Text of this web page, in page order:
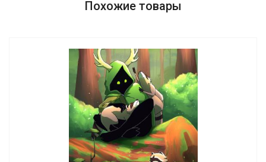
Похожие товары